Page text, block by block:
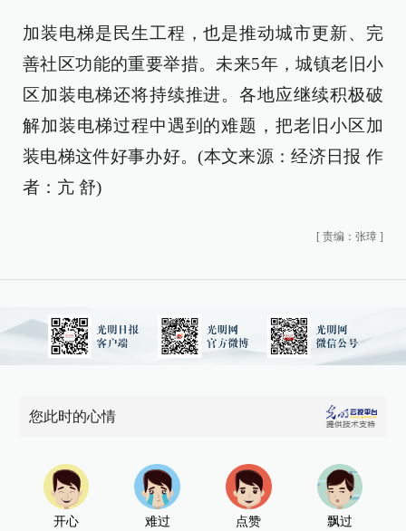
加装电梯是民生工程，也是推动城市更新、完
善社区功能的重要举措。未来5年，城镇老旧小
区加装电梯还将持续推进。各地应继续积极破
解加装电梯过程中遇到的难题，把老旧小区加
装电梯这件好事办好。(本文来源：经济日报 作
者：亢 舒)
[ 责编：张璋 ]
您此时的心情
开心 难过 点赞 飘过